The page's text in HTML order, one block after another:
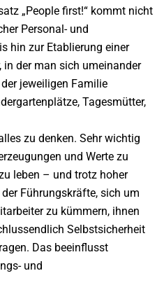
„People first!“ kommt nicht
Personal- und
hin zur Etablierung einer
in der man sich umeinander
jeweiligen Familie
Tagesmütter,
zu denken. Sehr wichtig
und Werte zu
leben – und trotz hoher
Führungskräfte, sich um
zu kümmern, ihnen
Selbstsicherheit
Das beeinflusst
und